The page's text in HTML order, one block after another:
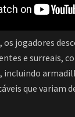
os jogadores
e surreais,
incluindo
que variam